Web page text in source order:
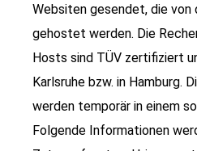
Websiten gesendet, die von
gehostet werden. Die
Hosts sind TÜV zertifiziert
Karlsruhe bzw. in Hamburg.
werden temporär in einem
Folgende Informationen